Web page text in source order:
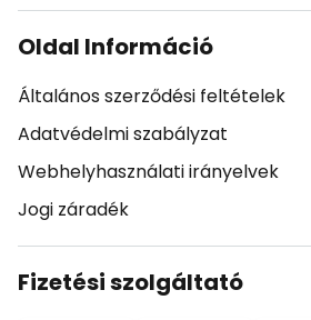
Oldal Információ
Általános szerződési feltételek
Adatvédelmi szabályzat
Webhelyhasználati irányelvek
Jogi záradék
Fizetési szolgáltató